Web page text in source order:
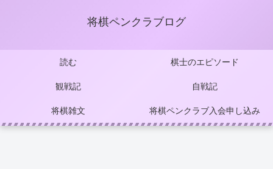
将棋ペンクラブログ
読む 棋士のエピソード
観戦記 自戦記
将棋雑文 将棋ペンクラブ入会申し込み